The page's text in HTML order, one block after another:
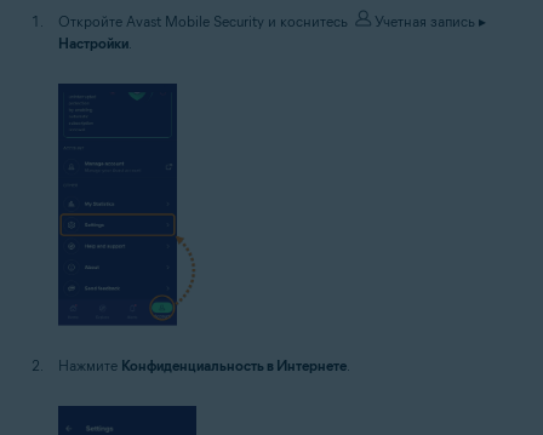
Откройте Avast Mobile Security и коснитесь Учетная запись ▸
Настройки.
Нажмите Конфиденциальность в Интернете